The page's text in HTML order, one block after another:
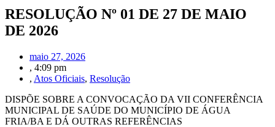
RESOLUÇÃO Nº 01 DE 27 DE MAIO
DE 2026
maio 27, 2026
, 4:09 pm
, Atos Oficiais, Resolução
DISPÕE SOBRE A CONVOCAÇÃO DA VII CONFERÊNCIA
MUNICIPAL DE SAÚDE DO MUNICÍPIO DE ÁGUA
FRIA/BA E DÁ OUTRAS REFERÊNCIAS